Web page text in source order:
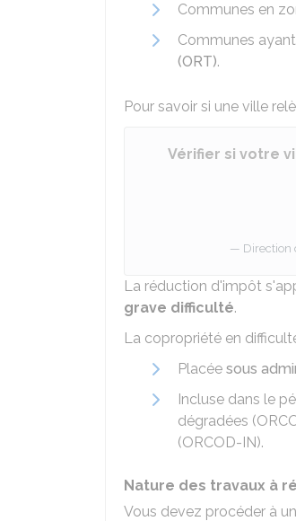
Communes en
Communes
(ORT).
Pour savoir si une ville
Vérifier si votre
Direction
La réduction d'impôt
grave difficulté.
La copropriété en
Placée sous
Incluse dans le
dégradées
(ORCOD-IN).
Nature des travaux à
Vous devez procéder à